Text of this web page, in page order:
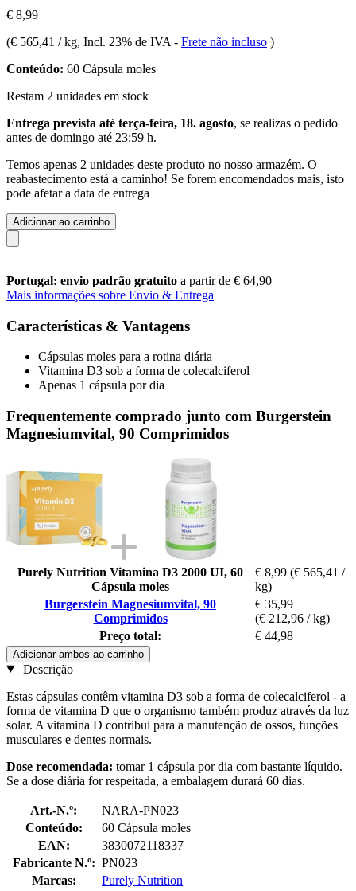
€ 8,99
(€ 565,41 / kg, Incl. 23% de IVA - Frete não incluso )
Conteúdo: 60 Cápsula moles
Restam 2 unidades em stock
Entrega prevista até terça-feira, 18. agosto, se realizas o pedido
antes de domingo até 23:59 h.
Temos apenas 2 unidades deste produto no nosso armazém. O
reabastecimento está a caminho! Se forem encomendados mais, isto
pode afetar a data de entrega
Adicionar ao carrinho
Portugal: envio padrão gratuito a partir de € 64,90
Mais informações sobre Envio & Entrega
Características & Vantagens
Cápsulas moles para a rotina diária
Vitamina D3 sob a forma de colecalciferol
Apenas 1 cápsula por dia
Frequentemente comprado junto com Burgerstein
Magnesiumvital, 90 Comprimidos
Purely Nutrition Vitamina D3 2000 UI, 60
Cápsula moles
€ 8,99 (€ 565,41 /
kg)
Burgerstein Magnesiumvital, 90
Comprimidos
€ 35,99
(€ 212,96 / kg)
Preço total:
€ 44,98
Adicionar ambos ao carrinho
Descrição
Estas cápsulas contêm vitamina D3 sob a forma de colecalciferol - a
forma de vitamina D que o organismo também produz através da luz
solar. A vitamina D contribui para a manutenção de ossos, funções
musculares e dentes normais.
Dose recomendada: tomar 1 cápsula por dia com bastante líquido.
Se a dose diária for respeitada, a embalagem durará 60 dias.
Art.-N.º:
NARA-PN023
Conteúdo:
60 Cápsula moles
EAN:
3830072118337
Fabricante N.º: PN023
Marcas:
Purely Nutrition